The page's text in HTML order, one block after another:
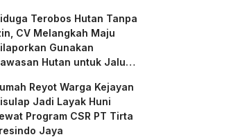
Terobos Hutan Tanpa
CV Melangkah Maju
Gunakan
Hutan untuk Jalur
Reyot Warga Kejayan
Jadi Layak Huni
Program CSR PT Tirta
Jaya